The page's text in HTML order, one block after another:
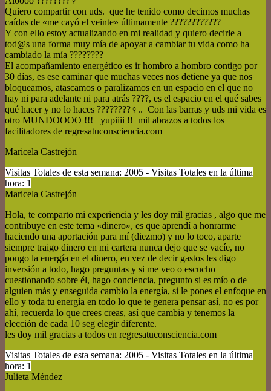
Quiero compartir con uds. que he tenido como decimos muchas
caídas de «me cayó el veinte» últimamente ????????????
Y con ello estoy actualizando en mi realidad y quiero decirle a
tod@s una forma muy mía de apoyar a cambiar tu vida como ha
cambiado la mía ????????
El acompañamiento energético es ir hombro a hombro contigo por
30 días, es ese caminar que muchas veces nos detiene ya que nos
bloqueamos, atascamos o paralizamos en un espacio en el que no
hay ni para adelante ni para atrás ????, es el espacio en el qué sabes
qué hacer y no lo haces ????????‍♀.. Con las barras y uds mi vida es
otro MUNDOOOO !!! yupiiii !! mil abrazos a todos los
facilitadores de regresatuconsciencia.com
Maricela Castrejón
Visitas Totales de esta semana: 2005 - Visitas Totales en la última
hora: 1
Maricela Castrejón
Hola, te comparto mi experiencia y les doy mil gracias , algo que me
contribuye en este tema «dinero», es que aprendí a honrarme
haciendo una aportación para mí (diezmo) y no lo toco, aparte
siempre traigo dinero en mi cartera nunca dejo que se vacíe, no
pongo la energía en el dinero, en vez de decir gastos les digo
inversión a todo, hago preguntas y si me veo o escucho
cuestionando sobre él, hago conciencia, pregunto si es mío o de
alguien más y enseguida cambio la energía, si le pones el enfoque en
ello y toda tu energía en todo lo que te genera pensar así, no es por
ahí, recuerda lo que crees creas, así que cambia y tenemos la
elección de cada 10 seg elegir diferente.
les doy mil gracias a todos en regresatuconsciencia.com
Visitas Totales de esta semana: 2005 - Visitas Totales en la última
hora: 1
Julieta Méndez